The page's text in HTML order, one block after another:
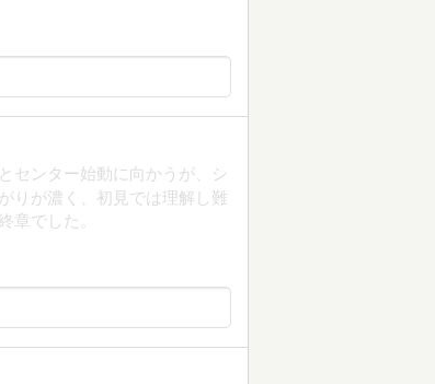
ンター始動に向かうが、シ
りが濃く、初見では理解し難
章でした。